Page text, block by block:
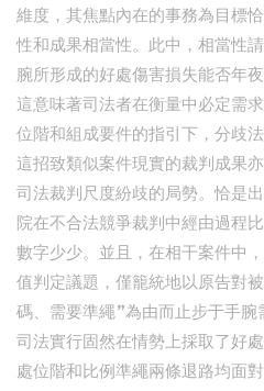
維度，其焦點內在的事務為目標恰
性和成果相當性。此中，相當性
腕所形成的好處傷害損失能否年
這意味著司法者在衡量中必定需
位階和組成要件的指引下，分歧
這招致類似案件現實的裁判成果
司法裁判尺度紛歧的局勢。恰是
院在不合法競爭裁判中經由過程
數字少少。並且，在相干案件中
值判定議題，僅籠統地以原告對
碼、需要準繩”為由而止步于手
司法實行固然在情勢上採取了好
處位階和比例準繩兩條退路均面對